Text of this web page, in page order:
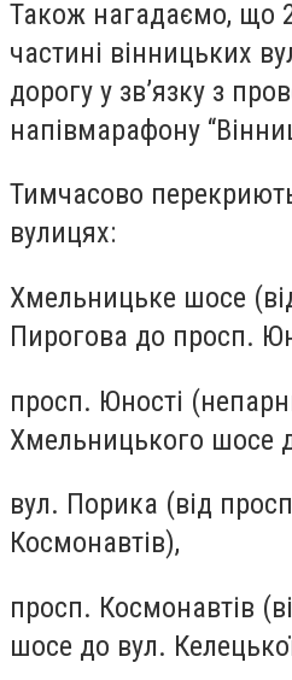
Також нагадаємо, що
частині вінницьких
дорогу у зв’язку з
напівмарафону
Тимчасово
вулицях:
Хмельницьке шосе
Пирогова до просп.
просп. Юності
Хмельницького шосе
вул. Порика (від
Космонавтів),
просп. Космонавтів
шосе до вул.